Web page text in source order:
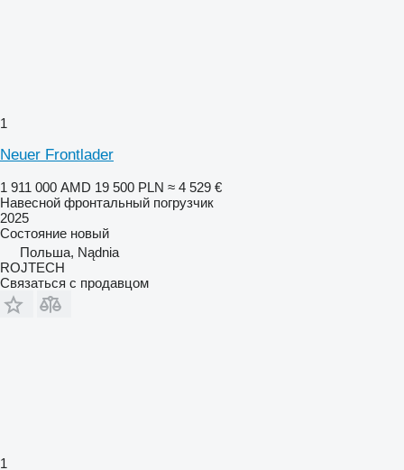
1
Neuer Frontlader
1 911 000 AMD 19 500 PLN ≈ 4 529 €
Навесной фронтальный погрузчик
2025
Состояние новый
Польша, Nądnia
ROJTECH
Связаться с продавцом
1